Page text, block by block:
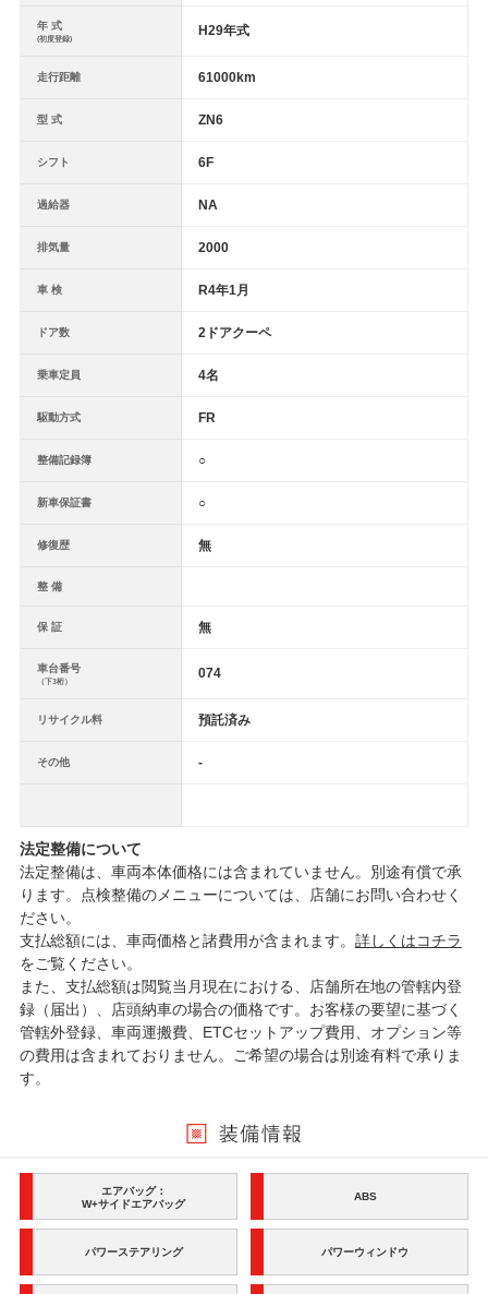
年 式
(初度登録)
H29年式
走行距離 61000km
型 式 ZN6
シフト 6F
過給器 NA
排気量 2000
車 検 R4年1月
ドア数 2ドアクーペ
乗車定員 4名
駆動方式 FR
整備記録簿 ○
新車保証書 ○
修復歴 無
整 備
保 証 無
車台番号
（下3桁）
074
リサイクル料 預託済み
その他 -
法定整備について
法定整備は、車両本体価格には含まれていません。別途有償で承
ります。点検整備のメニューについては、店舗にお問い合わせく
ださい。
支払総額には、車両価格と諸費用が含まれます。 詳しくはコチラ
をご覧ください。
また、支払総額は閲覧当月現在における、店舗所在地の管轄内登
録（届出）、店頭納車の場合の価格です。お客様の要望に基づく
管轄外登録、車両運搬費、ETCセットアップ費用、オプション等
の費用は含まれておりません。ご希望の場合は別途有料で承りま
す。
エアバッグ：
W+サイドエアバッグ
ABS
パワーステアリング パワーウィンドウ